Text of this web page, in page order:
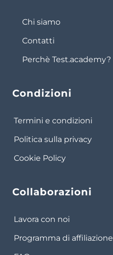
Chi siamo
Contatti
Perchè Test.academy?
Condizioni
Termini e condizioni
Politica sulla privacy
Cookie Policy
Collaborazioni
Lavora con noi
Programma di affiliazione